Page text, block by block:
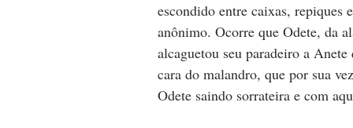
escondido entre caixas, repiques
anônimo. Ocorre que Odete, da
alcaguetou seu paradeiro a
cara do malandro, que por sua
Odete saindo sorrateira e com